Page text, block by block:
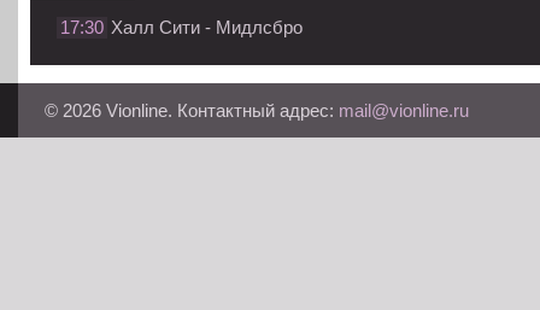
17:30 Халл Сити - Мидлсбро
© 2026 Vionline. Контактный адрес: mail@vionline.ru